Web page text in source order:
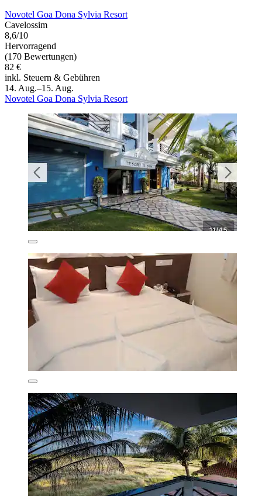
Novotel Goa Dona Sylvia Resort
Cavelossim
8,6/10
Hervorragend
(170 Bewertungen)
82 €
inkl. Steuern & Gebühren
14. Aug.–15. Aug.
Novotel Goa Dona Sylvia Resort